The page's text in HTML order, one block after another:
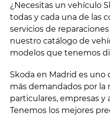
¿Necesitas un vehículo
todas y cada una de las
servicios de
nuestro catálogo de
modelos que tenemos
Skoda en Madrid es uno
más demandados por la
particulares, empresas y
Tenemos los mejores